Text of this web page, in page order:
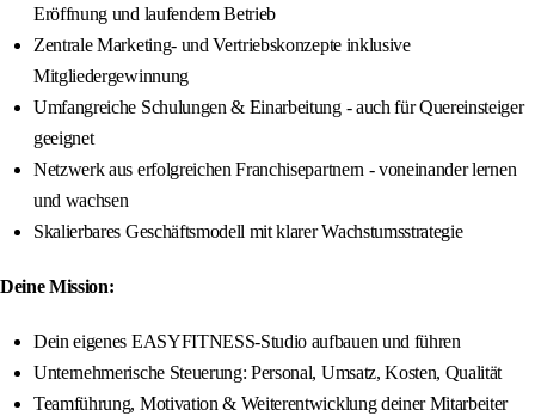
Eröffnung und laufendem Betrieb
Zentrale Marketing- und Vertriebskonzepte inklusive
Mitgliedergewinnung
Umfangreiche Schulungen & Einarbeitung - auch für Quereinsteiger
geeignet
Netzwerk aus erfolgreichen Franchisepartnern - voneinander lernen
und wachsen
Skalierbares Geschäftsmodell mit klarer Wachstumsstrategie
Deine Mission:
Dein eigenes EASYFITNESS-Studio aufbauen und führen
Unternehmerische Steuerung: Personal, Umsatz, Kosten, Qualität
Teamführung, Motivation & Weiterentwicklung deiner Mitarbeiter